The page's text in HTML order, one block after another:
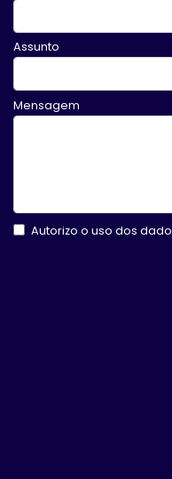
Assunto
Mensagem
Autorizo o uso dos